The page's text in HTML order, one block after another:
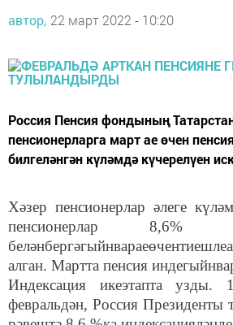
автор, 22 март 2022 - 10:20
Россия Пенсия фондының
пенсионерларга март ае өчен
билгеләнгән күләмдә күчерелүен
Хәзер пенсионерлар әлеге
пенсионерлар 8,6%
алган. Мартта пенсия
Индексация икеэтапта
февральдән, Россия Президенты